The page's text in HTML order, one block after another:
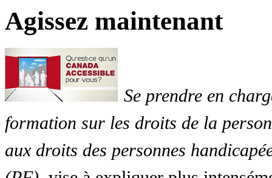
Agissez maintenant
Se prendre en
formation sur les droits de la
aux droits des personnes